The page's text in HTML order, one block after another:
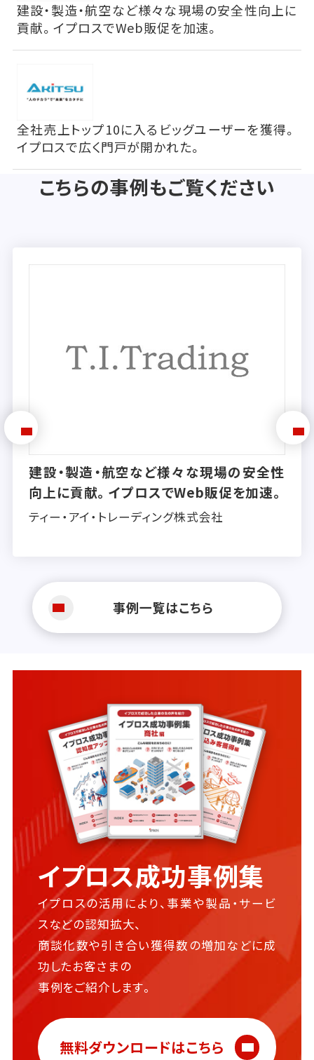
建設・製造・航空など様々な現場の安全性向上に
貢献。イプロスでWeb販促を加速。
全社売上トップ10に入るビッグユーザーを獲得。
イプロスで広く門戸が開かれた。
こちらの事例もご覧ください
航空など様々な現場の安全性
イプロスでWeb販促を加速。
トレーディング株式会社
全社売上
獲得。イ
事例一覧はこちら
イプロス成功事例集
イプロスの活用により、事業や製品・サービ
スなどの認知拡大、
商談化数や引き合い獲得数の増加などに成
功したお客さまの
事例をご紹介します。
無料ダウンロードはこちら